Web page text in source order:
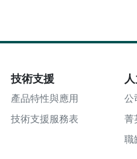
技術支援
產品特性與應用
技術支援服務表
公
菁
職